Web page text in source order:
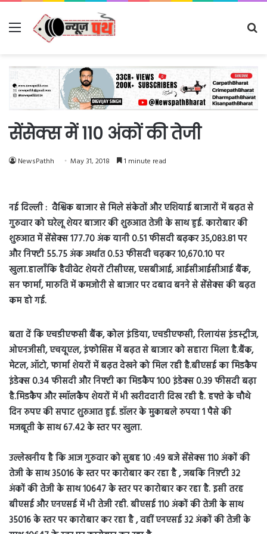
Menu
सेंसेक्स में 110 अंकों की तेजी
NewsPathh May 31, 2018 1 minute read
नई दिल्ली : वैश्विक बाजार से मिले संकेतों और एशियाई बाजारों में बढ़त से
गुरुवार को घरेलू शेयर बाजार की शुरुआत तेजी के साथ हुई. कारोबार की
शुरुआत में सेंसेक्स 177.70 अंक यानी 0.51 फीसदी बढ़कर 35,083.81 पर
और निफ्टी 55.75 अंक अर्थात 0.53 फीसदी चढ़कर 10,670.10 पर
खुला.हालाँकि हैवीवेट शेयरों टीसीएस, एसबीआई, आईसीआईसीआई बैंक,
सन फार्मा, मारुति में कमजोरी से बाजार पर दबाव बनने से सेंसेक्स की बढ़त
कम हो गई.
बता दें कि एचडीएफसी बैंक, कोल इंडिया, एचडीएफसी, रिलायंस इंडस्ट्रीज,
ओएनजीसी, एचयूएल, इंफोसिस में बढ़त से बाजार को सहारा मिला है.बैंक,
मेटल, ऑटो, फार्मा शेयरों में बढ़त देखने को मिल रही है.बीएसई का मिडकैप
इंडेक्स 0.34 फीसदी और निफ्टी का मिडकैप 100 इंडेक्स 0.39 फीसदी बढ़ा
है.मिडकैप और स्मॉलकैप शेयरों में भी खरीददारी दिख रही है. हफ्ते के चौथे
दिन रुपए की सपाट शुरुआत हुई. डॉलर के मुकाबले रुपया 1 पैसे की
मजबूती के साथ 67.42 के स्तर पर खुला.
उल्लेखनीय है कि आज गुरुवार को सुबह 10 :49 बजे सेंसेक्स 110 अंकों की
तेजी के साथ 35016 के स्तर पर कारोबार कर रहा है , जबकि निफ़्टी 32
अंकों की तेजी के साथ 10647 के स्तर पर कारोबार कर रहा है. इसी तरह
बीएसई और एनएसई में भी तेजी रही. बीएसई 110 अंकों की तेजी के साथ
35016 के स्तर पर कारोबार कर रहा है , वहीं एनएसई 32 अंकों की तेजी के